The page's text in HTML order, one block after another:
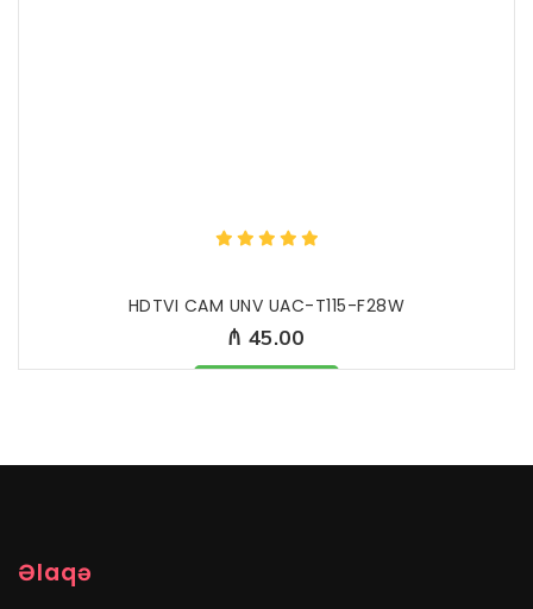
HDTVI CAM UNV UAC-T115-F28W
₼ 45.00
Məhsul mövcüddur
Əlaqə